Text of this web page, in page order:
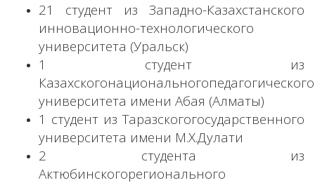
21 студент из Западно-Казахстанского
инновационно-технологического
университета (Уральск)
1 студент из
Казахскогонациональногопедагогического
университета имени Абая (Алматы)
1 студент из Таразскогогосударственного
университета имени М.Х.Дулати
2 студента из
Актюбинскогорегионального